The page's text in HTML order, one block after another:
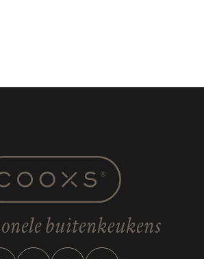
buitenkeukens